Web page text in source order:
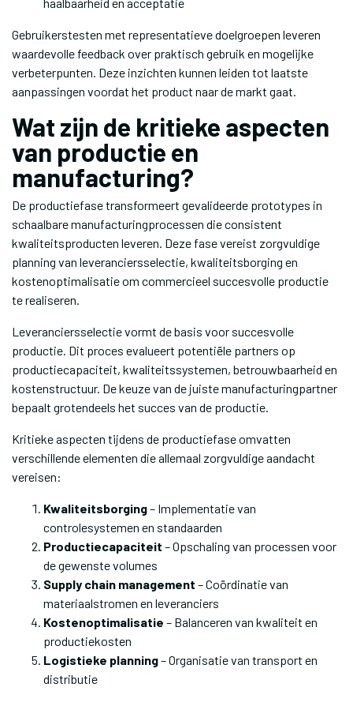
Gebruikerstesten met representatieve doelgroepen leveren
waardevolle feedback over praktisch gebruik en mogelijke
verbeterpunten. Deze inzichten kunnen leiden tot laatste
aanpassingen voordat het product naar de markt gaat.
Wat zijn de kritieke aspecten
van productie en
manufacturing?
De productiefase transformeert gevalideerde prototypes in
schaalbare manufacturingprocessen die consistent
kwaliteitsproducten leveren. Deze fase vereist zorgvuldige
planning van leveranciersselectie, kwaliteitsborging en
kostenoptimalisatie om commercieel succesvolle productie
te realiseren.
Leveranciersselectie vormt de basis voor succesvolle
productie. Dit proces evalueert potentiële partners op
productiecapaciteit, kwaliteitssystemen, betrouwbaarheid en
kostenstructuur. De keuze van de juiste manufacturingpartner
bepaalt grotendeels het succes van de productie.
Kritieke aspecten tijdens de productiefase omvatten
verschillende elementen die allemaal zorgvuldige aandacht
vereisen:
Kwaliteitsborging– Implementatie van
controlesystemen en standaarden
Productiecapaciteit – Opschaling van processen voor
de gewenste volumes
Supply chain management – Coördinatie van
materiaalstromen en leveranciers
Kostenoptimalisatie – Balanceren van kwaliteit en
productiekosten
Logistieke planning– Organisatie van transport en
distributie